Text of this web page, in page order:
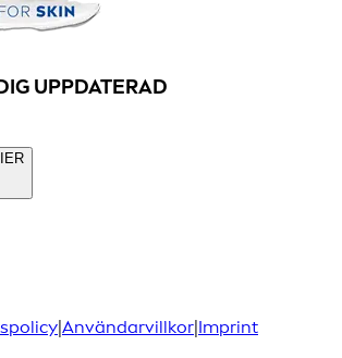
UPPDATERAD
Användarvillkor Imprint